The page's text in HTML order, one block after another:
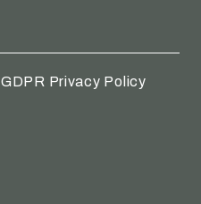
GDPR Privacy Policy